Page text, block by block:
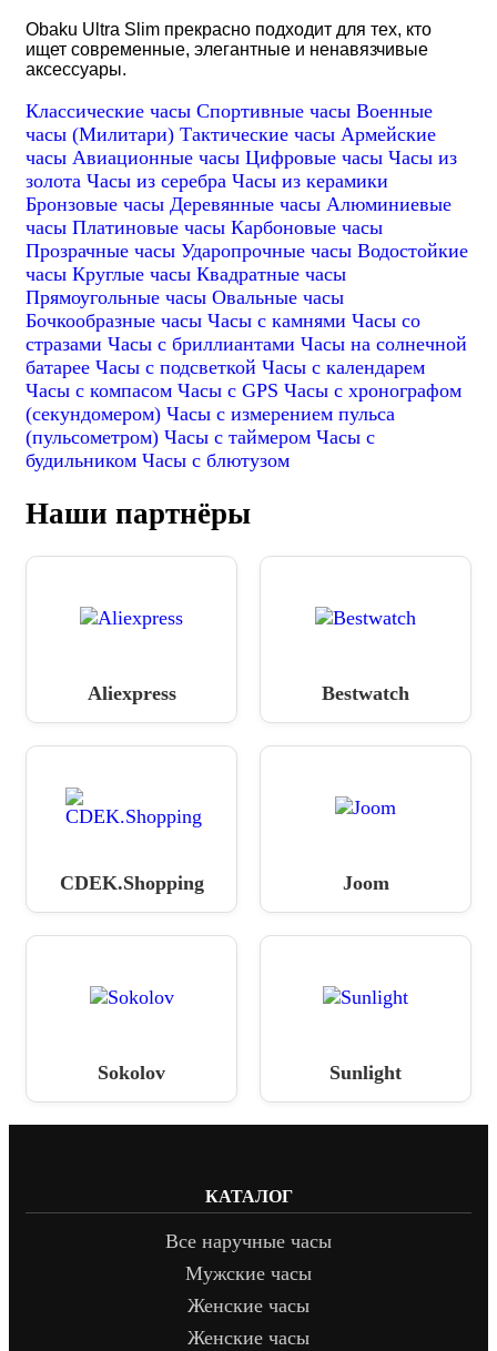
Obaku Ultra Slim прекрасно подходит для тех, кто
ищет современные, элегантные и ненавязчивые
аксессуары.
Классические часы Спортивные часы Военные
часы (Милитари) Тактические часы Армейские
часы Авиационные часы Цифровые часы Часы из
золота Часы из серебра Часы из керамики
Бронзовые часы Деревянные часы Алюминиевые
часы Платиновые часы Карбоновые часы
Прозрачные часы Ударопрочные часы Водостойкие
часы Круглые часы Квадратные часы
Прямоугольные часы Овальные часы
Бочкообразные часы Часы с камнями Часы со
стразами Часы с бриллиантами Часы на солнечной
батарее Часы с подсветкой Часы с календарем
Часы с компасом Часы с GPS Часы с хронографом
(секундомером) Часы с измерением пульса
(пульсометром) Часы с таймером Часы с
будильником Часы с блютузом
Наши партнёры
Aliexpress Bestwatch
CDEK.Shopping Joom
Sokolov Sunlight
КАТАЛОГ
Все наручные часы
Мужские часы
Женские часы
Женские часы